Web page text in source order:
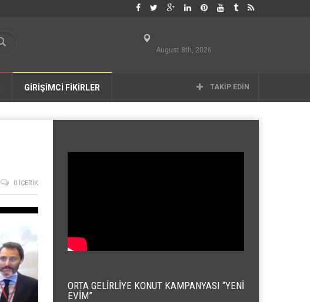
August 8th, 2026
GİRİŞİMCİ FİKİRLER TAKIP EDIN
0 İÇERIK
ORTA GELIRLIYE KONUT KAMPANYASI “YENI
EVIM”